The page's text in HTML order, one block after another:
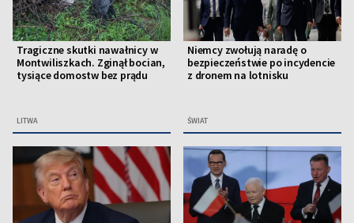
Tragiczne skutki nawałnicy w
Montwiliszkach. Zginął bocian,
tysiące domostw bez prądu
LITWA
Niemcy zwołują naradę o
bezpieczeństwie po incydencie
z dronem na lotnisku
ŚWIAT